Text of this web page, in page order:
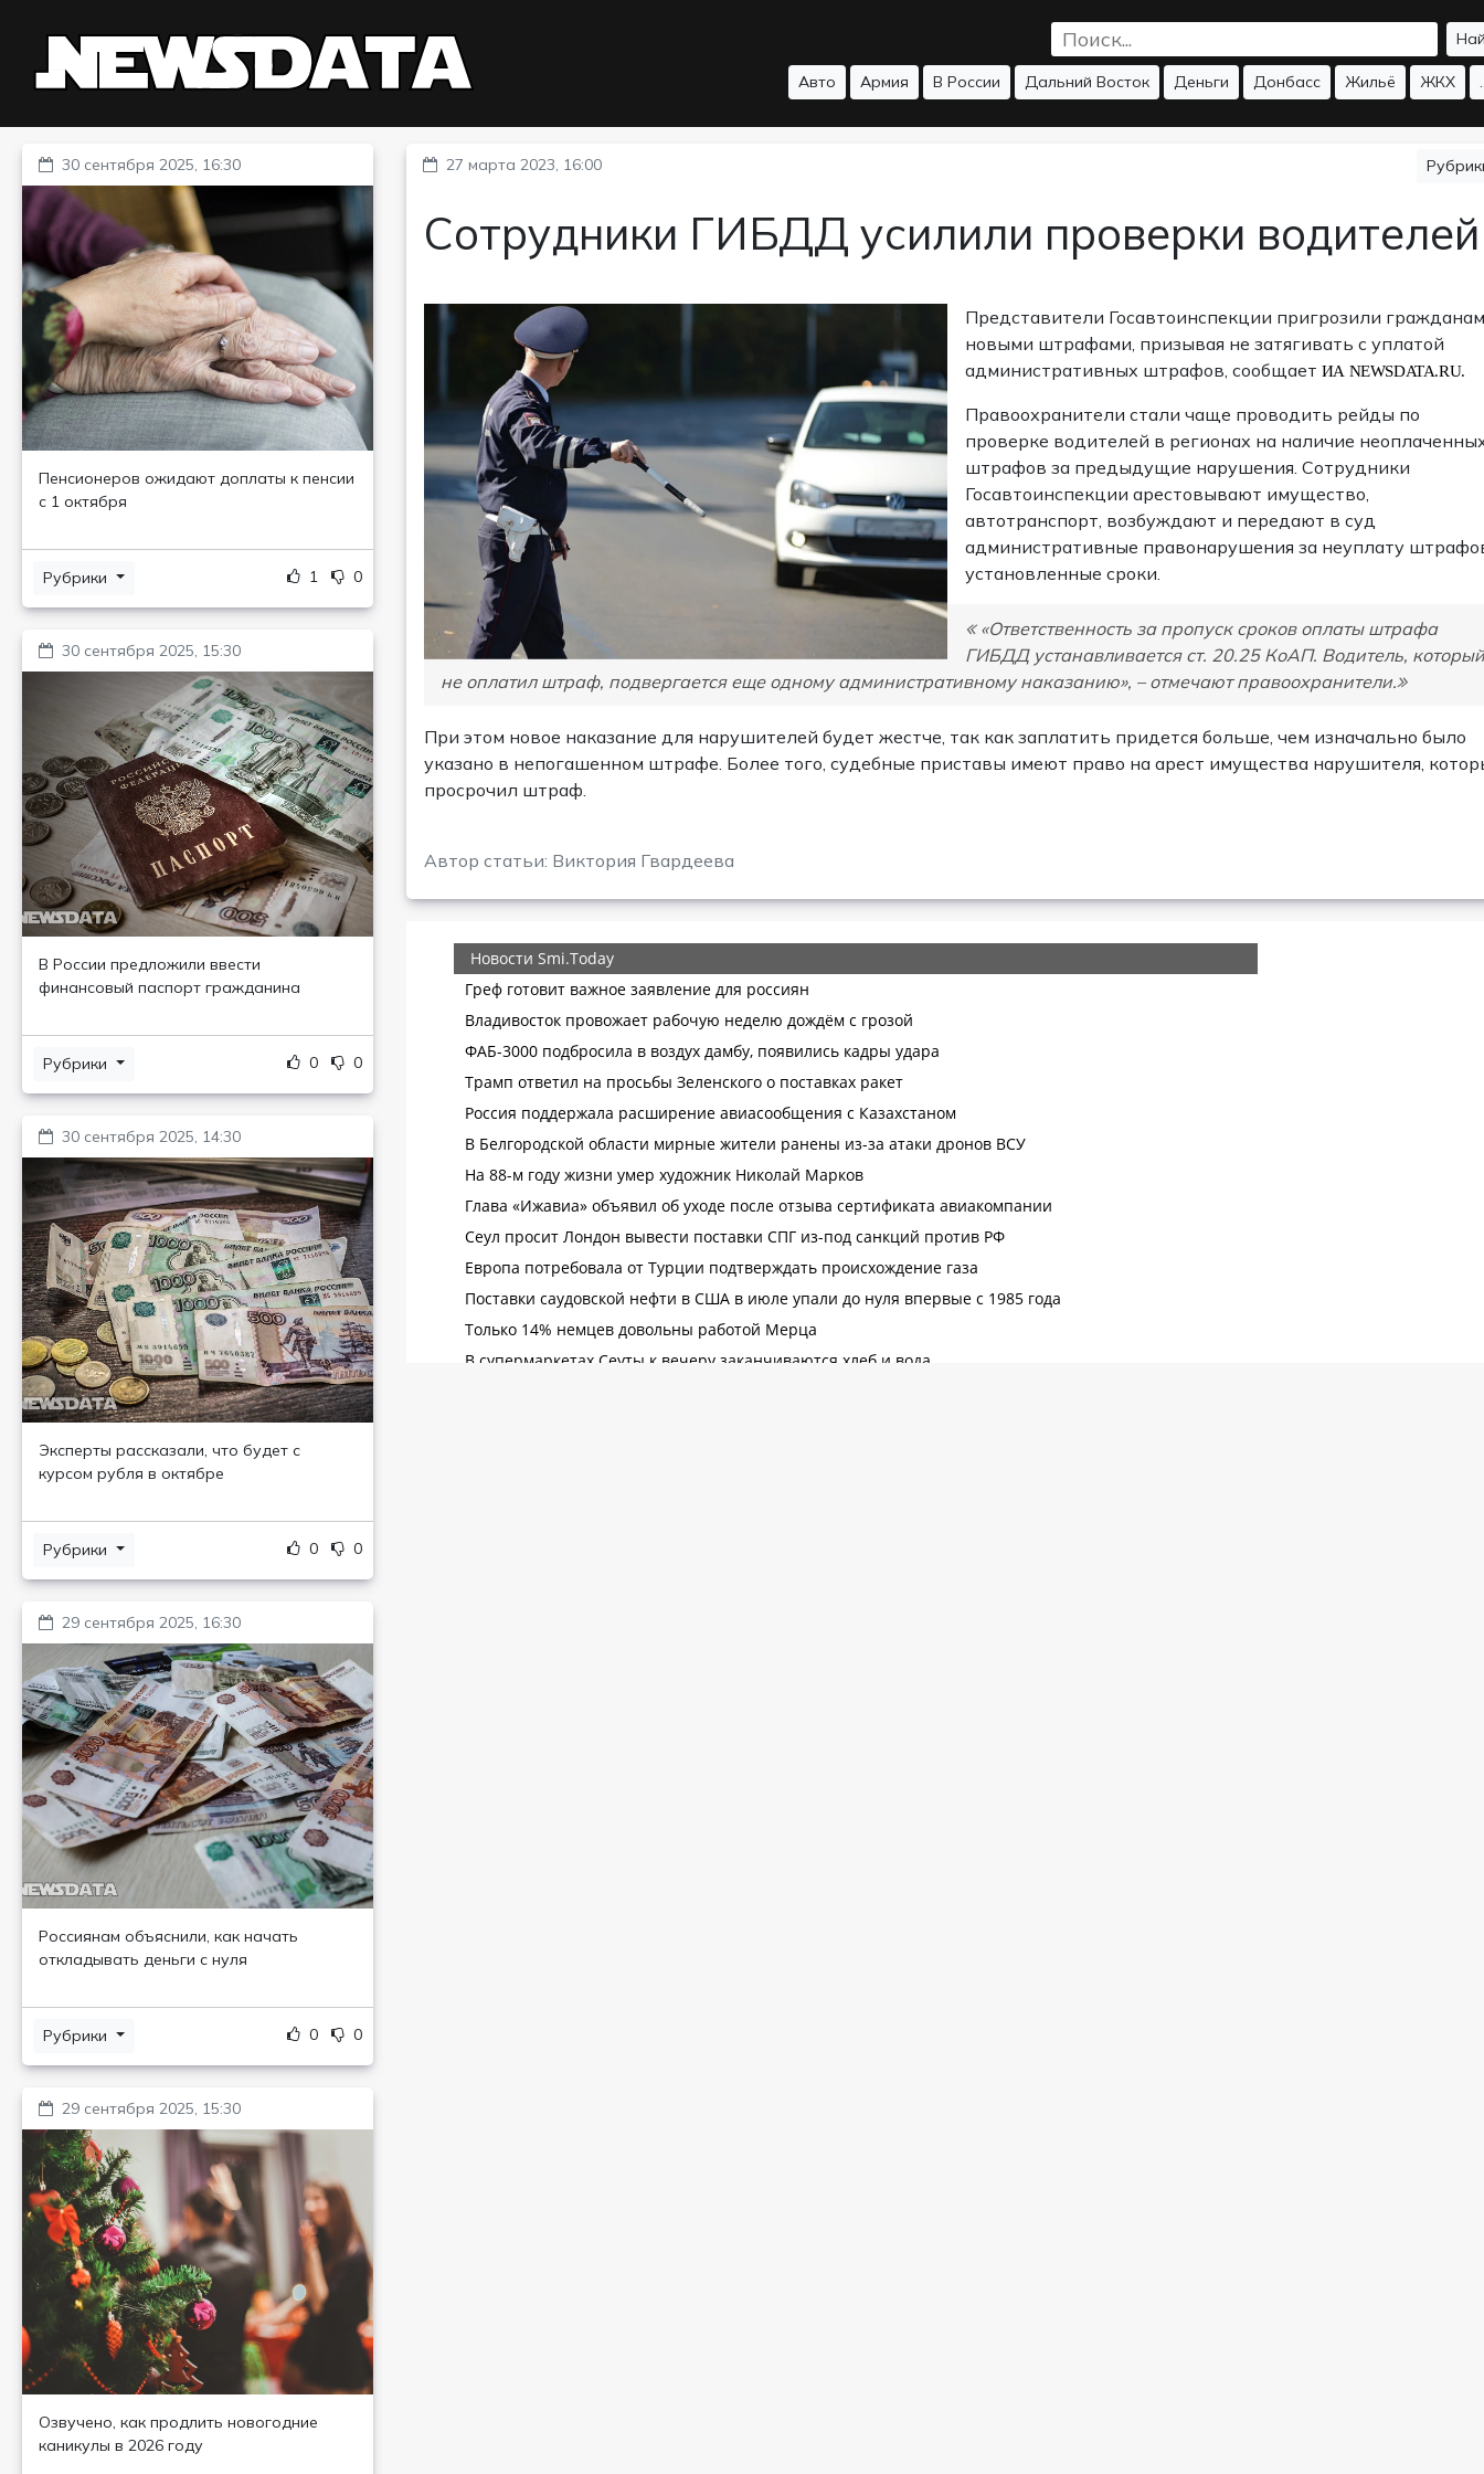
Авто Армия В России Дальний Восток Деньги Донбасс Жильё ЖКХ
30 сентября 2025, 16:30
Пенсионеров ожидают доплаты к пенсии
с 1 октября
Рубрики 1 0
30 сентября 2025, 15:30
В России предложили ввести
финансовый паспорт гражданина
Рубрики 0 0
30 сентября 2025, 14:30
Эксперты рассказали, что будет с
курсом рубля в октябре
Рубрики 0 0
29 сентября 2025, 16:30
Россиянам объяснили, как начать
откладывать деньги с нуля
Рубрики 0 0
29 сентября 2025, 15:30
Озвучено, как продлить новогодние
каникулы в 2026 году
27 марта 2023, 16:00
Сотрудники ГИБДД усилили проверки водителей
Представители Госавтоинспекции пригрозили гражданам
новыми штрафами, призывая не затягивать с уплатой
административных штрафов, сообщает ИА NEWSDATA.RU.
Правоохранители стали чаще проводить рейды по
проверке водителей в регионах на наличие
штрафов за предыдущие нарушения. Сотрудники
Госавтоинспекции арестовывают имущество,
автотранспорт, возбуждают и передают в суд
административные правонарушения за неуплату
установленные сроки.
«Ответственность за пропуск сроков оплаты штрафа
ГИБДД устанавливается ст. 20.25 КоАП. Водитель, который
не оплатил штраф, подвергается еще одному административному наказанию», – отмечают правоохранители.
При этом новое наказание для нарушителей будет жестче, так как заплатить придется больше, чем изначально было
указано в непогашенном штрафе. Более того, судебные приставы имеют право на арест имущества нарушителя,
просрочил штраф.
Автор статьи: Виктория Гвардеева